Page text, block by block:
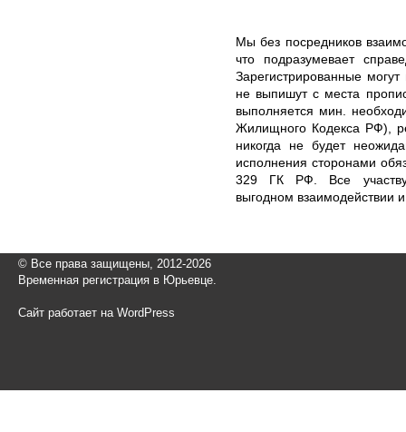
Мы без посредников
что подразумевает
Зарегистрированные
не выпишут с места
выполняется мин.
Жилищного Кодекса РФ),
никогда не будет
исполнения сторонами
329 ГК РФ. Все
выгодном взаимодействии
© Все права защищены, 2012-2026
Временная регистрация в Юрьевце.
Сайт работает на WordPress